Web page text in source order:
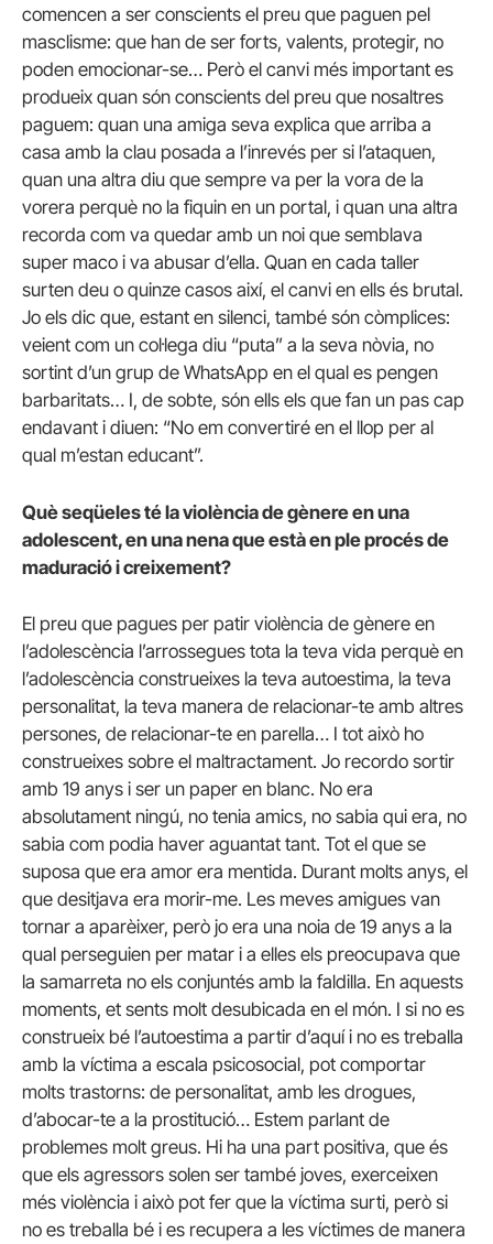
comencen a ser conscients el preu que paguen pel
masclisme: que han de ser forts, valents, protegir, no
poden emocionar-se… Però el canvi més important es
produeix quan són conscients del preu que nosaltres
paguem: quan una amiga seva explica que arriba a
casa amb la clau posada a l’inrevés per si l’ataquen,
quan una altra diu que sempre va per la vora de la
vorera perquè no la fiquin en un portal, i quan una altra
recorda com va quedar amb un noi que semblava
super maco i va abusar d’ella. Quan en cada taller
surten deu o quinze casos així, el canvi en ells és brutal.
Jo els dic que, estant en silenci, també són còmplices:
veient com un col·lega diu “puta” a la seva nòvia, no
sortint d’un grup de WhatsApp en el qual es pengen
barbaritats… I, de sobte, són ells els que fan un pas cap
endavant i diuen: “No em convertiré en el llop per al
qual m’estan educant”.
Què seqüeles té la violència de gènere en una
adolescent, en una nena que està en ple procés de
maduració i creixement?
El preu que pagues per patir violència de gènere en
l’adolescència l’arrossegues tota la teva vida perquè en
l’adolescència construeixes la teva autoestima, la teva
personalitat, la teva manera de relacionar-te amb altres
persones, de relacionar-te en parella… I tot això ho
construeixes sobre el maltractament. Jo recordo sortir
amb 19 anys i ser un paper en blanc. No era
absolutament ningú, no tenia amics, no sabia qui era, no
sabia com podia haver aguantat tant. Tot el que se
suposa que era amor era mentida. Durant molts anys, el
que desitjava era morir-me. Les meves amigues van
tornar a aparèixer, però jo era una noia de 19 anys a la
qual perseguien per matar i a elles els preocupava que
la samarreta no els conjuntés amb la faldilla. En aquests
moments, et sents molt desubicada en el món. I si no es
construeix bé l’autoestima a partir d’aquí i no es treballa
amb la víctima a escala psicosocial, pot comportar
molts trastorns: de personalitat, amb les drogues,
d’abocar-te a la prostitució… Estem parlant de
problemes molt greus. Hi ha una part positiva, que és
que els agressors solen ser també joves, exerceixen
més violència i això pot fer que la víctima surti, però si
no es treballa bé i es recupera a les víctimes de manera